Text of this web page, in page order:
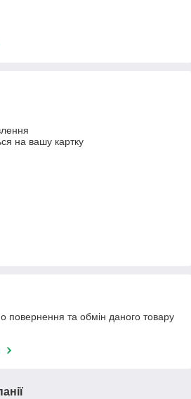
на вашу картку
повернення та обмін даного товару